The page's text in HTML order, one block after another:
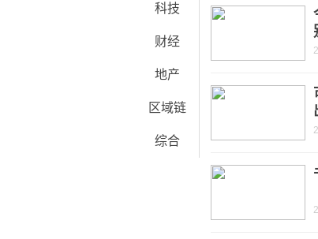
科技
财经
地产
区域链
综合